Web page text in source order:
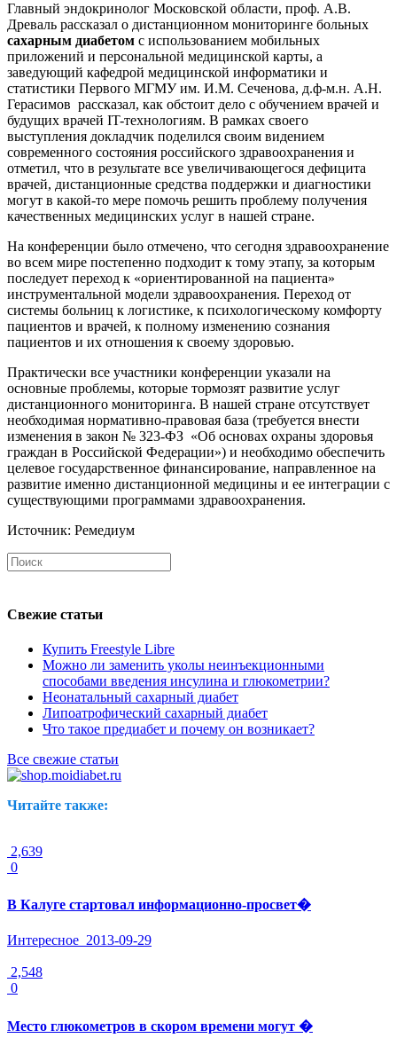
Главный эндокринолог Московской области, проф. А.В.
Древаль рассказал о дистанционном мониторинге больных
сахарным диабетом с использованием мобильных
приложений и персональной медицинской карты, а
заведующий кафедрой медицинской информатики и
статистики Первого МГМУ им. И.М. Сеченова, д.ф-м.н. А.Н.
Герасимов рассказал, как обстоит дело с обучением врачей и
будущих врачей IT-технологиям. В рамках своего
выступления докладчик поделился своим видением
современного состояния российского здравоохранения и
отметил, что в результате все увеличивающегося дефицита
врачей, дистанционные средства поддержки и диагностики
могут в какой-то мере помочь решить проблему получения
качественных медицинских услуг в нашей стране.
На конференции было отмечено, что сегодня здравоохранение
во всем мире постепенно подходит к тому этапу, за которым
последует переход к «ориентированной на пациента»
инструментальной модели здравоохранения. Переход от
системы больниц к логистике, к психологическому комфорту
пациентов и врачей, к полному изменению сознания
пациентов и их отношения к своему здоровью.
Практически все участники конференции указали на
основные проблемы, которые тормозят развитие услуг
дистанционного мониторинга. В нашей стране отсутствует
необходимая нормативно-правовая база (требуется внести
изменения в закон № 323-ФЗ «Об основах охраны здоровья
граждан в Российской Федерации») и необходимо обеспечить
целевое государственное финансирование, направленное на
развитие именно дистанционной медицины и ее интеграции с
существующими программами здравоохранения.
Источник: Ремедиум
Свежие статьи
Купить Freestyle Libre
Можно ли заменить уколы неинъекционными
способами введения инсулина и глюкометрии?
Неонатальный сахарный диабет
Липоатрофический сахарный диабет
Что такое предиабет и почему он возникает?
Все свежие статьи
Читайте также:
2,639
0
В Калуге стартовал информационно-просвет�
Интересное 2013-09-29
2,548
0
Место глюкометров в скором времени могут �